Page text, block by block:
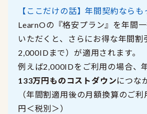
【ここだけの話】年間契約ならも
LearnOの『格安プラン』を年間
いただくと、さらにお得な年間割
2,000IDまで）が適用されます。
例えば2,000IDをご利用の場合、
133万円ものコストダウンにつな
（年間割適用後の月額換算のご
円＜税別＞）